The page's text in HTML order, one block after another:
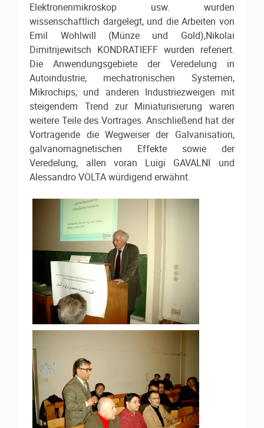
Elektronenmikroskop usw. wurden
wissenschaftlich dargelegt, und die Arbeiten von
Emil Wohlwill (Münze und Gold),Nikolai
Dimitrijewitsch KONDRATIEFF wurden referiert.
Die Anwendungsgebiete der Veredelung in
Autoindustrie, mechatronischen Systemen,
Mikrochips, und anderen Industriezweigen mit
steigendem Trend zur Miniaturisierung waren
weitere Teile des Vortrages. Anschließend hat der
Vortragende die Wegweiser der Galvanisation,
galvanomagnetischen Effekte sowie der
Veredelung, allen voran Luigi GAVALNI und
Alessandro VOLTA würdigend erwähnt.